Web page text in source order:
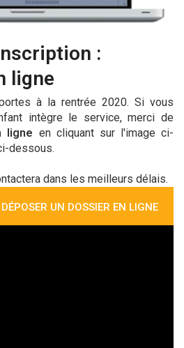
:
ligne
à la rentrée 2020. Si vous
intègre le service, merci de
ligne en cliquant sur l'image ci-
dessous.
dans les meilleurs délais.
DÉPOSER UN DOSSIER EN LIGNE